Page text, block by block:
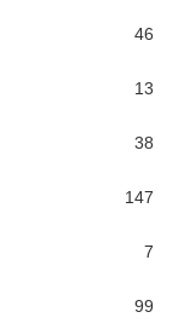
46
13
38
147
7
99